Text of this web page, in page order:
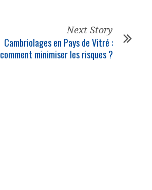
Next Story
Cambriolages en Pays de Vitré :
comment minimiser les risques ?